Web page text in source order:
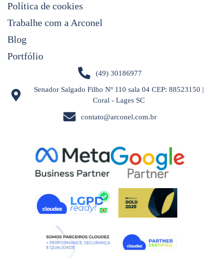
Política de cookies
Trabalhe com a Arconel
Blog
Portfólio
(49) 30186977
Senador Salgado Filho Nº 110 sala 04 CEP: 88523150 |
Coral - Lages SC
contato@arconel.com.br